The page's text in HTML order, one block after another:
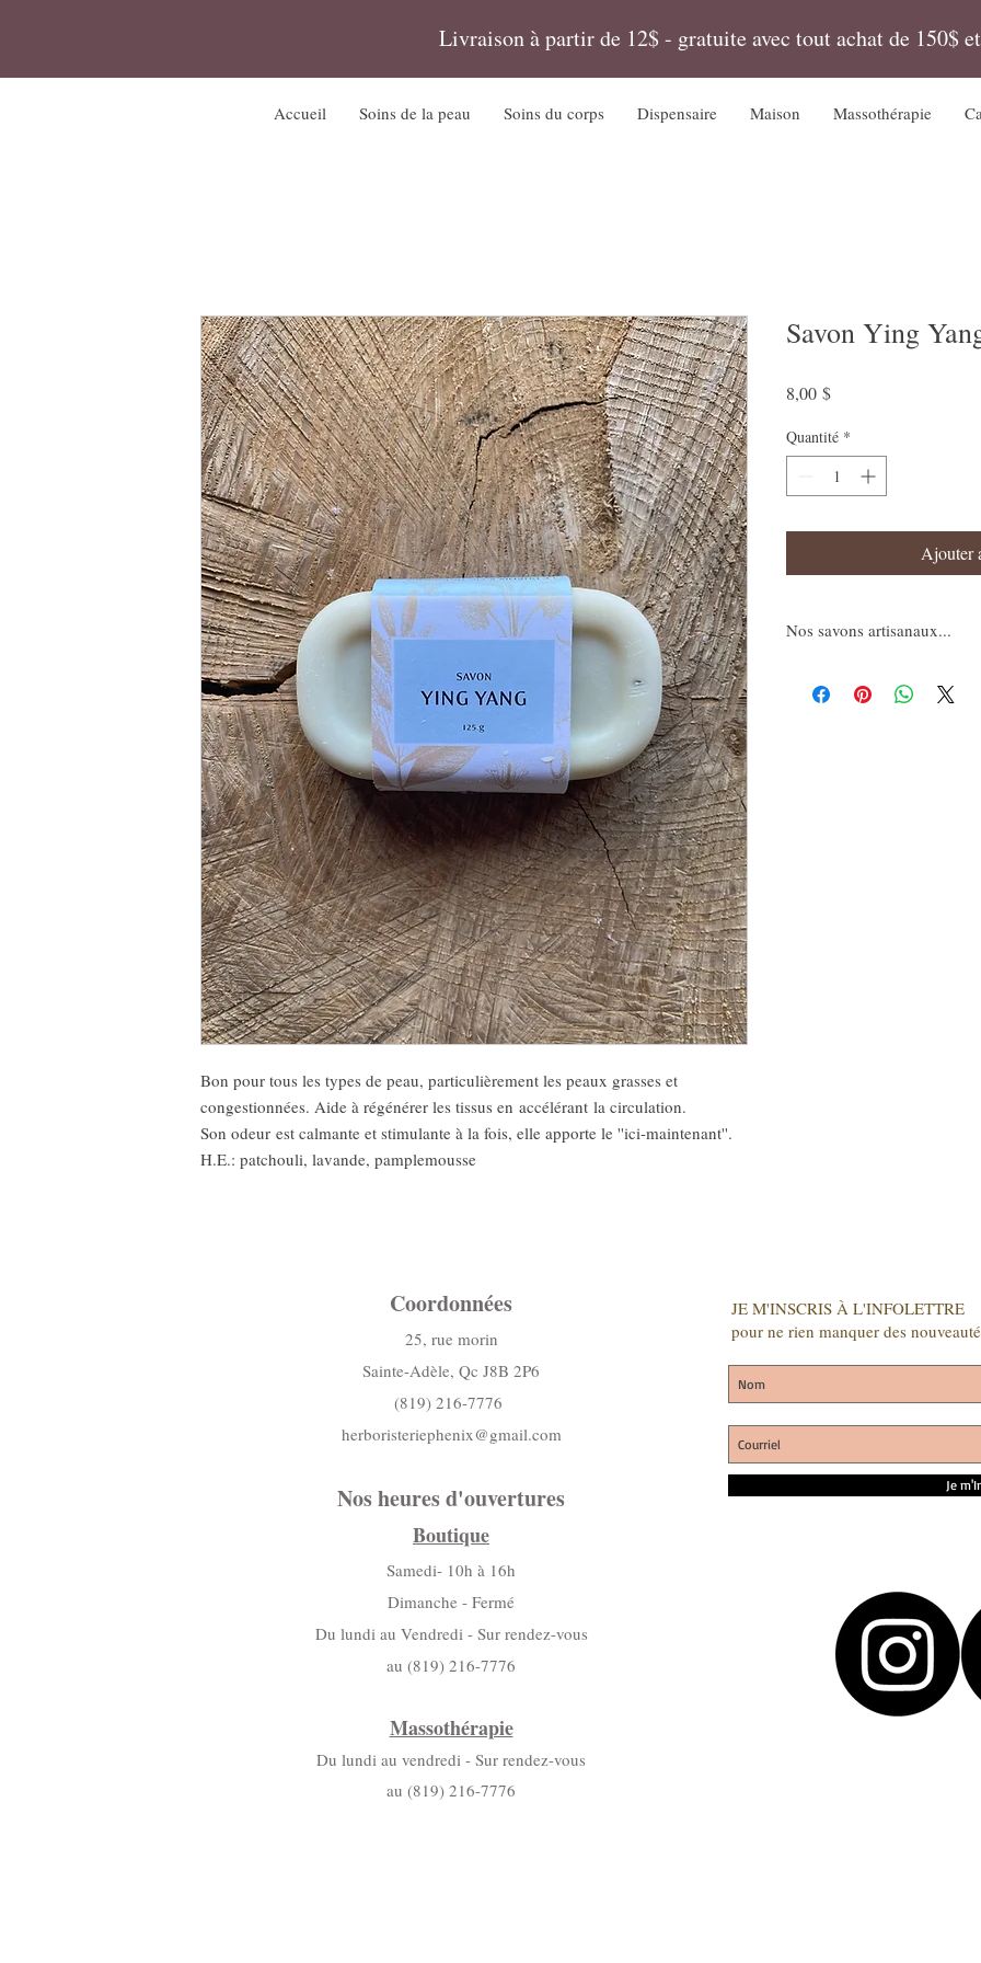
Livraison à partir de 12$ - gratuite avec tout achat de 150$
Accueil Soins de la peau Soins du corps Dispensaire Maison Massothérapie
Bon pour tous les types de peau, particulièrement les peaux grasses et
congestionnées. Aide à régénérer les tissus en accélérant la circulation.
Son odeur est calmante et stimulante à la fois, elle apporte le ''ici-maintenant''.
H.E.: patchouli, lavande, pamplemousse
Savon Ying
8,00 $Prix
Quantité *
Ajouter
Nos savons artisanaux...
comme le beurre de coco, de
Coordonnées
25, rue morin
Sainte-Adèle, Qc J8B 2P6
(819) 216-7776
herboristeriephenix@gmail.com
Nos heures d'ouvertures
Boutique
Samedi- 10h à 16h
Dimanche - Fermé
Du lundi au Vendredi - Sur rendez-vous
au (819) 216-7776
Massothérapie
Du lundi au vendredi - Sur rendez-vous
au (819) 216-7776
JE M'INSCRIS À L'INFOLETTRE
pour ne rien manquer des
Je